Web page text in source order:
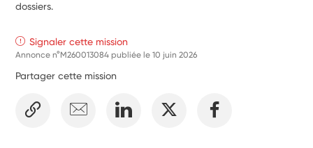
dossiers.
Signaler cette mission
Annonce n°M260013084 publiée le10 juin 2026
Partager cette mission